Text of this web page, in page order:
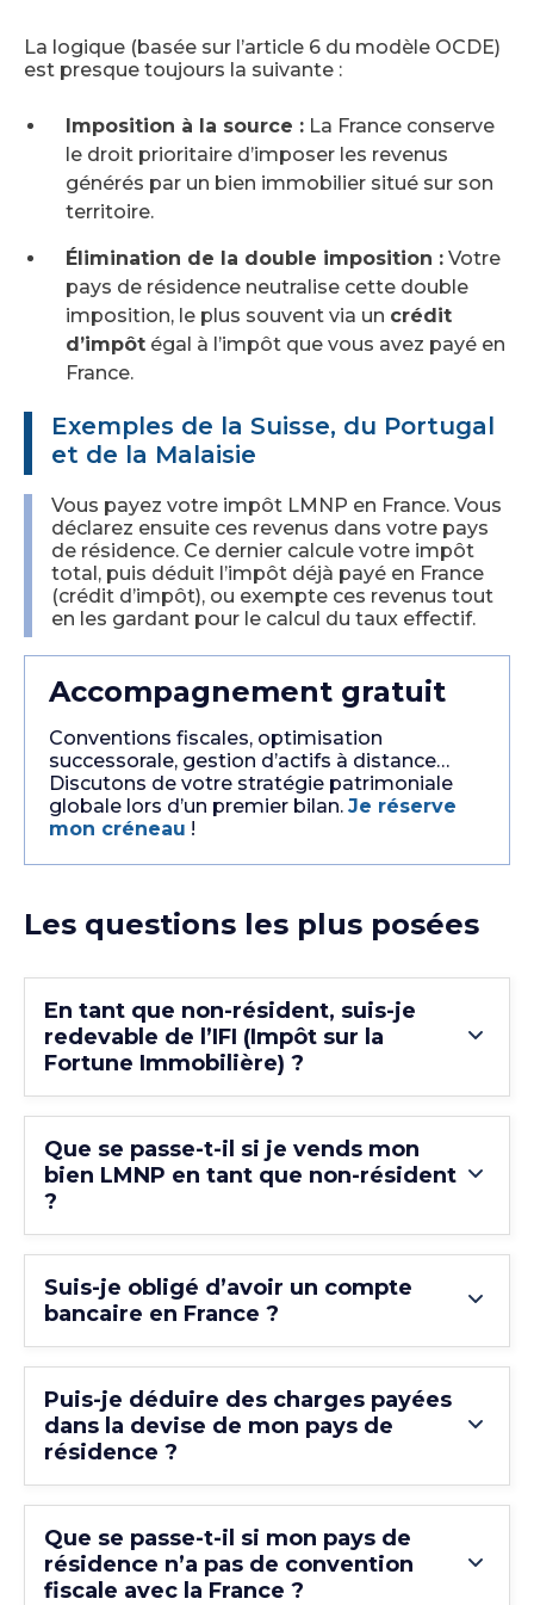
La logique (basée sur l’article 6 du modèle OCDE)
est presque toujours la suivante :
Imposition à la source : La France conserve
le droit prioritaire d’imposer les revenus
générés par un bien immobilier situé sur son
territoire.
Élimination de la double imposition : Votre
pays de résidence neutralise cette double
imposition, le plus souvent via un crédit
d’impôt égal à l’impôt que vous avez payé en
France.
Exemples de la Suisse, du Portugal
et de la Malaisie
Vous payez votre impôt LMNP en France. Vous
déclarez ensuite ces revenus dans votre pays
de résidence. Ce dernier calcule votre impôt
total, puis déduit l’impôt déjà payé en France
(crédit d’impôt), ou exempte ces revenus tout
en les gardant pour le calcul du taux effectif.
Accompagnement gratuit
Conventions fiscales, optimisation
successorale, gestion d’actifs à distance…
Discutons de votre stratégie patrimoniale
globale lors d’un premier bilan. Je réserve
mon créneau !
Les questions les plus posées
En tant que non-résident, suis-je
redevable de l’IFI (Impôt sur la
Fortune Immobilière) ?
Que se passe-t-il si je vends mon
bien LMNP en tant que non-résident
?
Suis-je obligé d’avoir un compte
bancaire en France ?
Puis-je déduire des charges payées
dans la devise de mon pays de
résidence ?
Que se passe-t-il si mon pays de
résidence n’a pas de convention
fiscale avec la France ?